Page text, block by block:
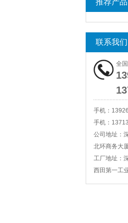
推荐产品
联系我们
全
手机：
手机：
公司地址：
北环商务大
工厂地址：
西田第一工